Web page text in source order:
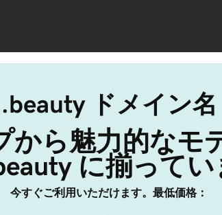
.beauty ドメイン名
から魅力的なモ
に揃ってい
今すぐご利用いただけます。最低価格：